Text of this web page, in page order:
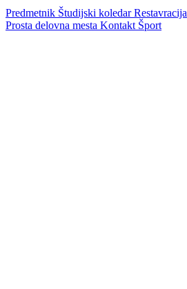
Predmetnik Študijski koledarRestavracija
Prosta delovna mesta Kontakt Šport